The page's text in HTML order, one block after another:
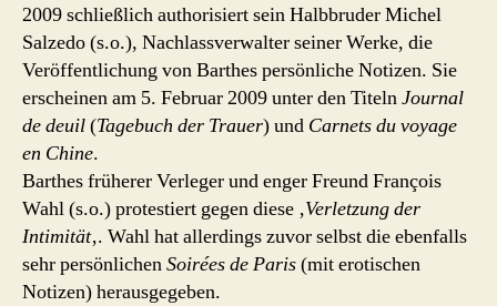
2009 schließlich authorisiert sein Halbbruder Michel
Salzedo (s.o.), Nachlassverwalter seiner Werke, die
Veröffentlichung von Barthes persönliche Notizen. Sie
erscheinen am 5. Februar 2009 unter den TitelnJournal
de deuil(Tagebuch der Trauer) und Carnets du voyage
en Chine.
Barthes früherer Verleger und enger Freund François
Wahl (s.o.) protestiert gegen diese ‚Verletzung der
Intimität‚. Wahl hat allerdings zuvor selbst die ebenfalls
sehr persönlichenSoirées de Paris(mit erotischen
Notizen) herausgegeben.